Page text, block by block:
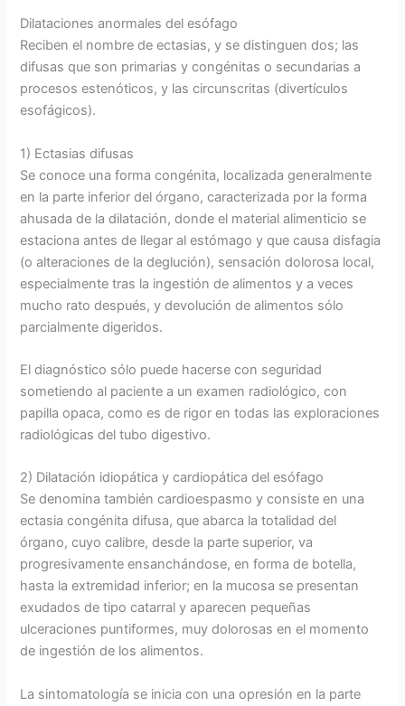
Dilataciones anormales del esófago
Reciben el nombre de ectasias, y se distinguen dos; las
difusas que son primarias y congénitas o secundarias a
procesos estenóticos, y las circunscritas (divertículos
esofágicos).
1) Ectasias difusas
Se conoce una forma congénita, localizada generalmente
en la parte inferior del órgano, caracterizada por la forma
ahusada de la dilatación, donde el material alimenticio se
estaciona antes de llegar al estómago y que causa disfagia
(o alteraciones de la deglución), sensación dolorosa local,
especialmente tras la ingestión de alimentos y a veces
mucho rato después, y devolución de alimentos sólo
parcialmente digeridos.
El diagnóstico sólo puede hacerse con seguridad
sometiendo al paciente a un examen radiológico, con
papilla opaca, como es de rigor en todas las exploraciones
radiológicas del tubo digestivo.
2) Dilatación idiopática y cardiopática del esófago
Se denomina también cardioespasmo y consiste en una
ectasia congénita difusa, que abarca la totalidad del
órgano, cuyo calibre, desde la parte superior, va
progresivamente ensanchándose, en forma de botella,
hasta la extremidad inferior; en la mucosa se presentan
exudados de tipo catarral y aparecen pequeñas
ulceraciones puntiformes, muy dolorosas en el momento
de ingestión de los alimentos.
La sintomatología se inicia con una opresión en la parte